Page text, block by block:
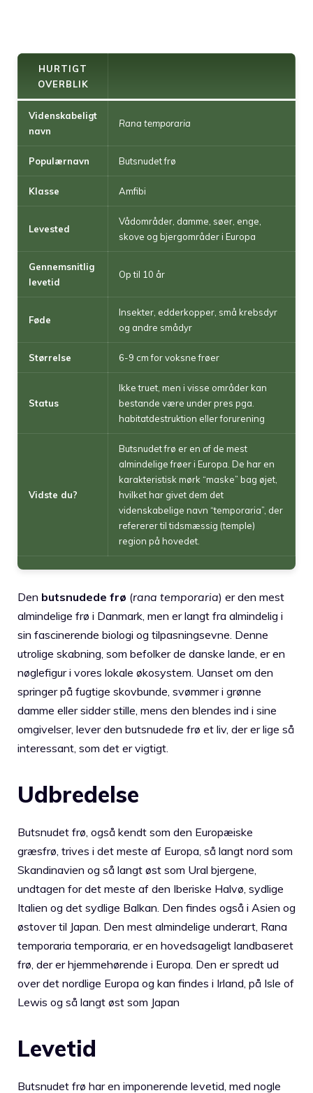
HURTIGT
OVERBLIK
Videnskabeligt
navn
Rana temporaria
Populærnavn Butsnudet frø
Klasse Amfibi
Levested
Vådområder, damme, søer, enge,
skove og bjergområder i Europa
Gennemsnitlig
levetid
Op til 10 år
Føde
Insekter, edderkopper, små krebsdyr
og andre smådyr
Størrelse 6-9 cm for voksne frøer
Status
Ikke truet, men i visse områder kan
bestande være under pres pga.
habitatdestruktion eller forurening
Vidste du?
Butsnudet frø er en af de mest
almindelige frøer i Europa. De har en
karakteristisk mørk “maske” bag øjet,
hvilket har givet dem det
videnskabelige navn “temporaria”, der
refererer til tidsmæssig (temple)
region på hovedet.
Den butsnudede frø (rana temporaria) er den mest
almindelige frø i Danmark, men er langt fra almindelig i
sin fascinerende biologi og tilpasningsevne. Denne
utrolige skabning, som befolker de danske lande, er en
nøglefigur i vores lokale økosystem. Uanset om den
springer på fugtige skovbunde, svømmer i grønne
damme eller sidder stille, mens den blendes ind i sine
omgivelser, lever den butsnudede frø et liv, der er lige så
interessant, som det er vigtigt.
Udbredelse
Butsnudet frø, også kendt som den Europæiske
græsfrø, trives i det meste af Europa, så langt nord som
Skandinavien og så langt øst som Ural bjergene,
undtagen for det meste af den Iberiske Halvø, sydlige
Italien og det sydlige Balkan. Den findes også i Asien og
østover til Japan. Den mest almindelige underart, Rana
temporaria temporaria, er en hovedsageligt landbaseret
frø, der er hjemmehørende i Europa. Den er spredt ud
over det nordlige Europa og kan findes i Irland, på Isle of
Lewis og så langt øst som Japan
Levetid
Butsnudet frø har en imponerende levetid, med nogle